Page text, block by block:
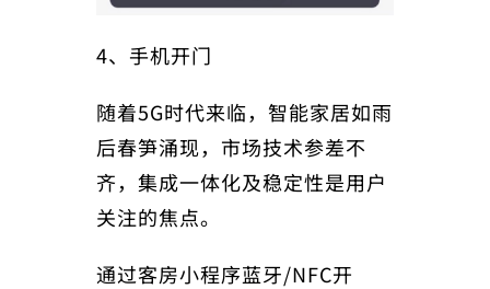
4、手机开门
随着5G时代来临，智能家居如雨
后春笋涌现，市场技术参差不
齐，集成一体化及稳定性是用户
关注的焦点。
通过客房小程序蓝牙/NFC开